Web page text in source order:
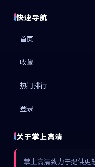
快速导航
首页
收藏
热门排行
登录
关于掌上高清
掌上高清致力于提供更